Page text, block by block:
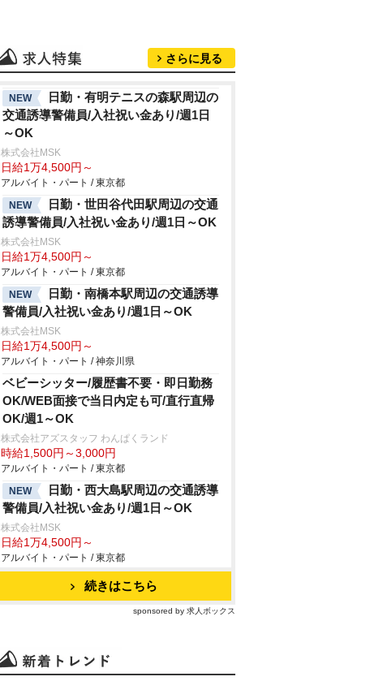
さらに見る
NEW
日勤・有明テニスの森駅周辺の
交通誘導警備員/入社祝い金あり/週1日
～OK
株式会社MSK
日給1万4,500円～
アルバイト・パート / 東京都
NEW
日勤・世田谷代田駅周辺の交通
誘導警備員/入社祝い金あり/週1日～OK
株式会社MSK
日給1万4,500円～
アルバイト・パート / 東京都
NEW
日勤・南橋本駅周辺の交通誘導
警備員/入社祝い金あり/週1日～OK
株式会社MSK
日給1万4,500円～
アルバイト・パート / 神奈川県
ベビーシッター/履歴書不要・即日勤務
OK/WEB面接で当日内定も可/直行直帰
OK/週1～OK
株式会社アズスタッフ わんぱくランド
時給1,500円～3,000円
アルバイト・パート / 東京都
NEW
日勤・西大島駅周辺の交通誘導
警備員/入社祝い金あり/週1日～OK
株式会社MSK
日給1万4,500円～
アルバイト・パート / 東京都
続きはこちら
sponsored by 求人ボックス